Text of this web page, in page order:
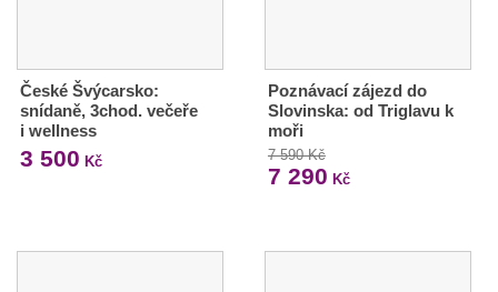
České Švýcarsko:
snídaně, 3chod. večeře
i wellness
3 500 Kč
Poznávací zájezd do
Slovinska: od Triglavu k
moři
7 590 Kč
7 290 Kč